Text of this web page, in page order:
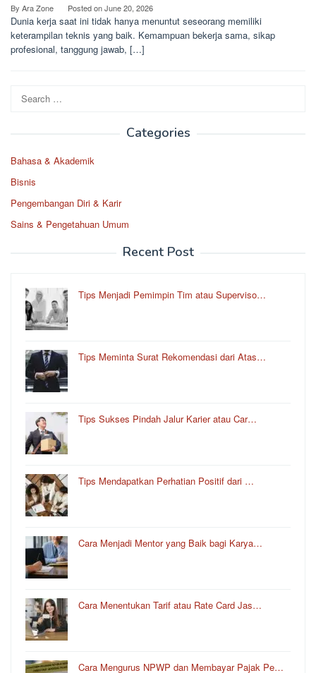
By Ara Zone Posted onJune 20, 2026
Dunia kerja saat ini tidak hanya menuntut seseorang memiliki
keterampilan teknis yang baik. Kemampuan bekerja sama, sikap
profesional, tanggung jawab, […]
Search
for:
Categories
Bahasa & Akademik
Bisnis
Pengembangan Diri & Karir
Sains & Pengetahuan Umum
Recent Post
Tips Menjadi Pemimpin Tim atau Superviso…
Tips Meminta Surat Rekomendasi dari Atas…
Tips Sukses Pindah Jalur Karier atau Car…
Tips Mendapatkan Perhatian Positif dari …
Cara Menjadi Mentor yang Baik bagi Karya…
Cara Menentukan Tarif atau Rate Card Jas…
Cara Mengurus NPWP dan Membayar Pajak Pe…